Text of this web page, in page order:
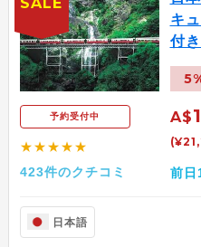
予約受付中
★★★★★
423件のクチコミ
キ
付
A$
前日
日本語